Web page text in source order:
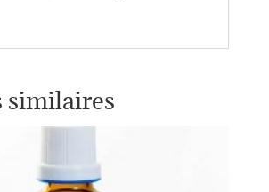
similaires